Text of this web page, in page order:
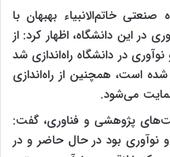
خاتم‌الانبیاء بهبهان با
در این دانشگاه، اظهار کرد: از
در دانشگاه راه‌اندازی شد
است، همچنین از راه‌اندازی
می‌شود.
پژوهشی و فناوری، گفت:
نوآوری بود در حال حاضر و در